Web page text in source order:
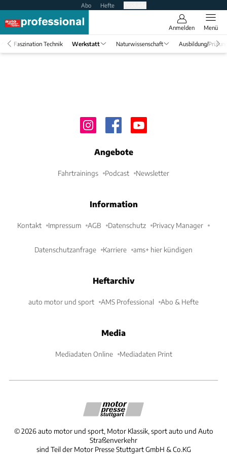
Abo Hefte
Anmelden Menü
Faszination Technik Werkstatt Naturwissenschaft Ausbildung/
Angebote
Fahrtrainings Podcast Newsletter
Information
Kontakt Impressum AGB Datenschutz Privacy Manager
Datenschutzanfrage Karriere ams+ hier kündigen
Heftarchiv
auto motor und sport AMS Professional Abo & Hefte
Media
Mediadaten Online Mediadaten Print
©2026 auto motor und sport, Motor Klassik, sport auto und Auto
Straßenverkehr
sind Teil der Motor Presse Stuttgart GmbH & Co.KG